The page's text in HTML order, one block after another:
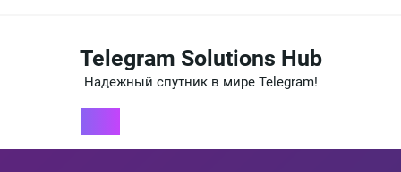
содержимомуTelegram Solutions Hub
Надежный спутник в мире Telegram!